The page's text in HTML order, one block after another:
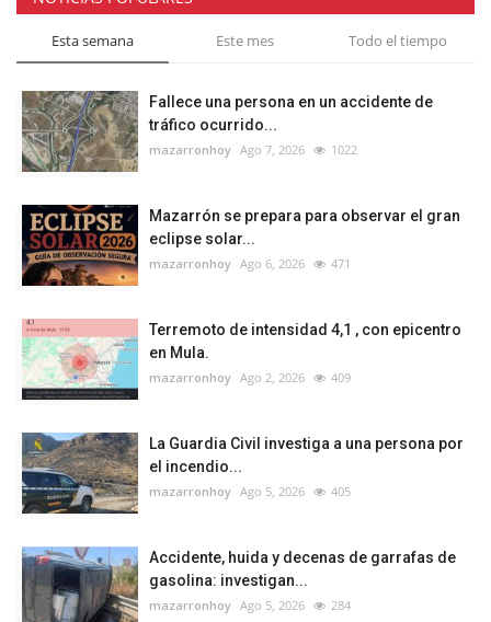
Esta semana Este mes Todo el tiempo
Fallece una persona en un accidente de
tráfico ocurrido...
mazarronhoy Ago 7, 2026 1022
Mazarrón se prepara para observar el gran
eclipse solar...
mazarronhoy Ago 6, 2026 471
Terremoto de intensidad 4,1 , con epicentro
en Mula.
mazarronhoy Ago 2, 2026 409
La Guardia Civil investiga a una persona por
el incendio...
mazarronhoy Ago 5, 2026 405
Accidente, huida y decenas de garrafas de
gasolina: investigan...
mazarronhoy Ago 5, 2026 284